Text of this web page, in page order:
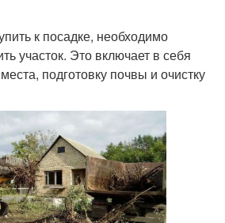
к посадке, необходимо
участок. Это включает в себя
подготовку почвы и очистку